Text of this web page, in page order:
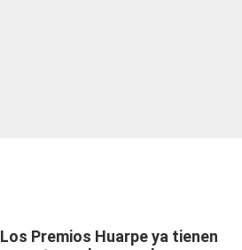
Los Premios Huarpe ya tienen